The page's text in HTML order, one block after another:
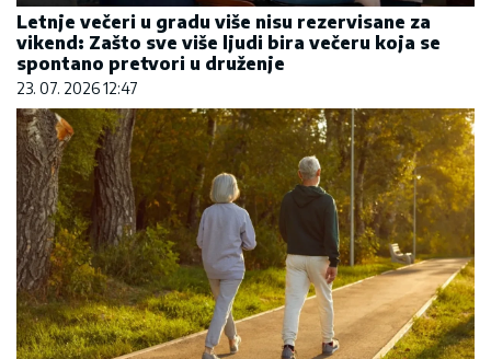
Letnje večeri u gradu više nisu rezervisane za
vikend: Zašto sve više ljudi bira večeru koja se
spontano pretvori u druženje
23. 07. 2026 12:47